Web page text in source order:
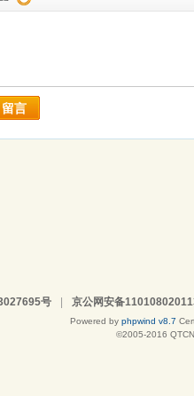
留言
号 京公网安备
Powered by phpwind v8.7
©2005-2016